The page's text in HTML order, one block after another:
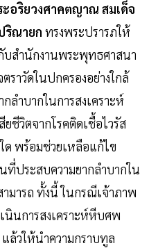
อริยวงศาคตญาณ สมเด็จ
ริณายก ทรงพระปรารภให้
บสำนักงานพระพุทธศาสนา
ราวัดในปกครองอย่างใกล้
ลำบากในการสงเคราะห์
ชีวิตจากโรคติดเชื้อไวรัส
ด พร้อมช่วยเหลือแก้ไข
ประสบความยากลำบากใน
ามารถ ทั้งนี้ ในกรณีเจ้าภาพ
นการสงเคราะห์หีบศพ
ล้วให้นำความกราบทูล